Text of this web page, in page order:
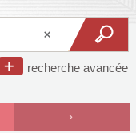
recherche avancée